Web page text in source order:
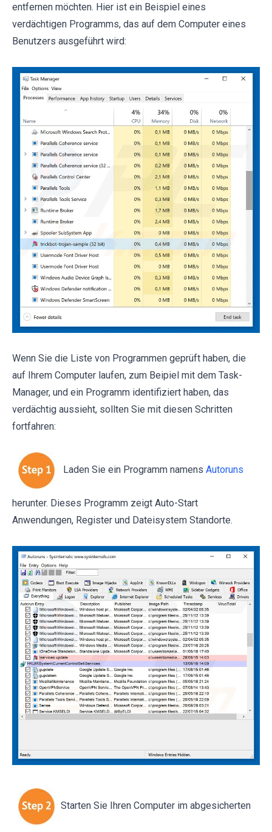
entfernen möchten. Hier ist ein Beispiel eines
verdächtigen Programms, das auf dem Computer eines
Benutzers ausgeführt wird:
Wenn Sie die Liste von Programmen geprüft haben, die
auf Ihrem Computer laufen, zum Beipiel mit dem Task-
Manager, und ein Programm identifiziert haben, das
verdächtig aussieht, sollten Sie mit diesen Schritten
fortfahren:
Laden Sie ein Programm namens Autoruns
herunter. Dieses Programm zeigt Auto-Start
Anwendungen, Register und Dateisystem Standorte.
Starten Sie Ihren Computer im abgesicherten